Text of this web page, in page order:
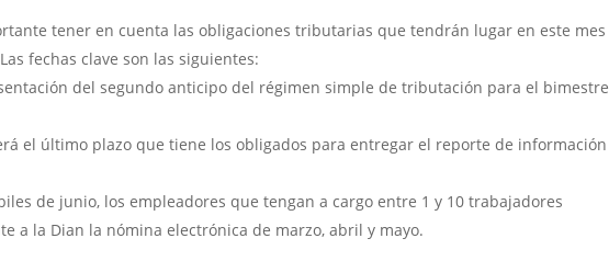
tener en cuenta las obligaciones tributarias que tendrán lugar en este mes
fechas clave son las siguientes:
del segundo anticipo del régimen simple de tributación para el bimestre
el último plazo que tiene los obligados para entregar el reporte de información
de junio, los empleadores que tengan a cargo entre 1 y 10 trabajadores
a la Dian la nómina electrónica de marzo, abril y mayo.